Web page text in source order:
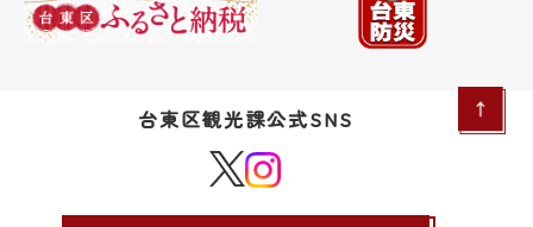
台東区観光課公式SNS